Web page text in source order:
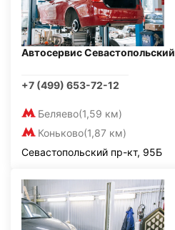
Автосервис Севастопольский
+7 (499) 653-72-12
Беляево(1,59 км)
Коньково(1,87 км)
Севастопольский пр-кт, 95Б